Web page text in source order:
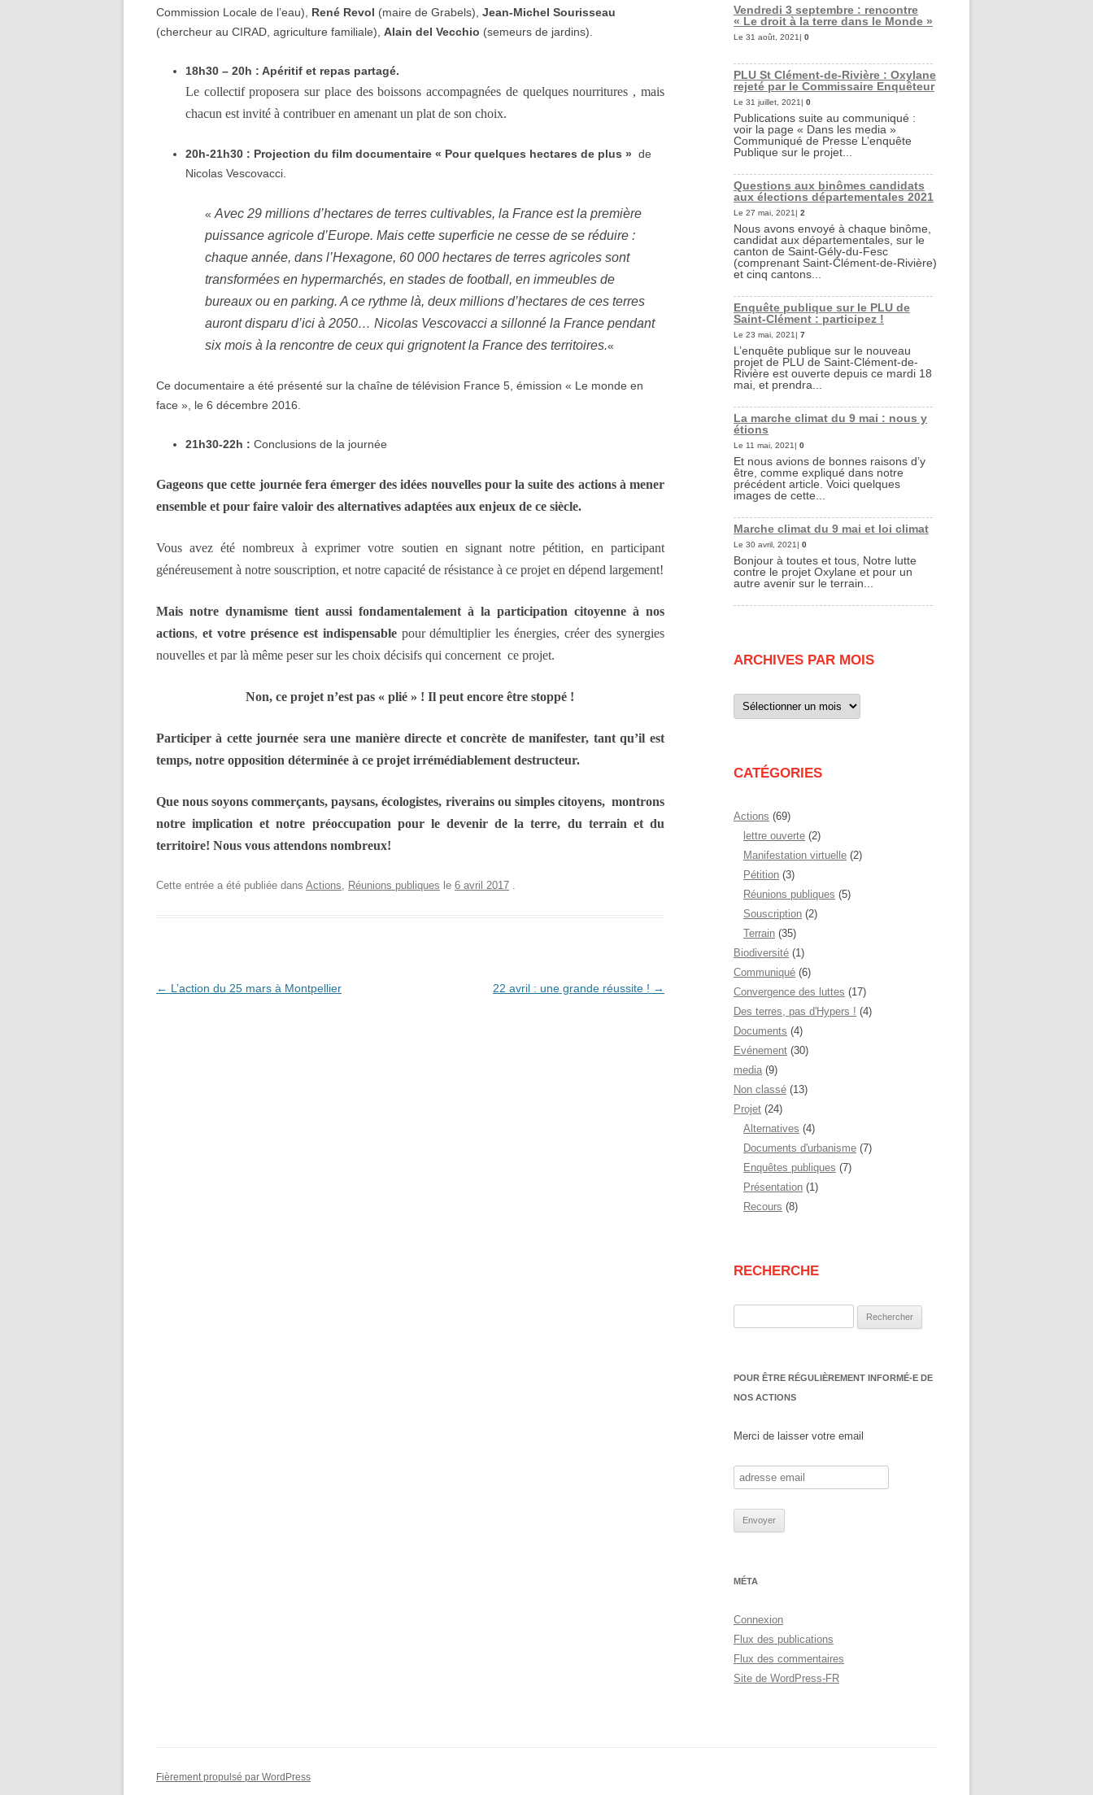
Commission Locale de l’eau),
René Revol (maire de Grabels), Jean-Michel Sourisseau
(chercheur au CIRAD, agriculture familiale), Alain del Vecchio (semeurs de jardins).
18h30 – 20h : Apéritif et repas partagé.
Le collectif proposera sur place des boissons accompagnées de quelques nourritures , mais
chacun est invité à contribuer en amenant un plat de son choix.
20h-21h30 : Projection du film documentaire « Pour quelques hectares de plus » de
Nicolas Vescovacci.
« Avec 29 millions d’hectares de terres cultivables, la France est la première
puissance agricole d’Europe. Mais cette superficie ne cesse de se réduire :
chaque année, dans l’Hexagone, 60 000 hectares de terres agricoles sont
transformées en hypermarchés, en stades de football, en immeubles de
bureaux ou en parking. A ce rythme là, deux millions d’hectares de ces terres
auront disparu d’ici à 2050… Nicolas Vescovacci a sillonné la France pendant
six mois à la rencontre de ceux qui grignotent la France des territoires.«
Ce documentaire a été présenté sur la chaîne de télévision France 5, émission « Le monde en
face », le 6 décembre 2016.
21h30-22h : Conclusions de la journée
Gageons que cette journée fera émerger des idées nouvelles pour la suite des actions à mener
ensemble et pour faire valoir des alternatives adaptées aux enjeux de ce siècle.
Vous avez été nombreux à exprimer votre soutien en signant notre pétition, en participant
généreusement à notre souscription, et notre capacité de résistance à ce projet en dépend largement!
Mais notre dynamisme tient aussi fondamentalement à la participation citoyenne à nos
actions, et votre présence est indispensablepour démultiplier les énergies, créer des synergies
nouvelles et par là même peser sur les choix décisifs qui concernent ce projet.
Non, ce projet n’est pas « plié » ! Il peut encore être stoppé !
Participer à cette journée sera une manière directe et concrète de manifester, tant qu’il est
temps, notre opposition déterminée à ce projet irrémédiablement destructeur.
Que nous soyons commerçants, paysans, écologistes, riverains ou simples citoyens, montrons
notre implication et notre préoccupation pour le devenir de la terre, du terrain et du
territoire! Nous vous attendons nombreux!
Cette entrée a été publiée dans Actions, Réunions publiques le 6 avril 2017 .
Navigation
← L’action du 25 mars à Montpellier 22 avril : une grande réussite ! →
Vendredi 3 septembre : rencontre
« Le droit à la terre dans le Monde »
Le 31 août, 2021| 0
PLU St Clément-de-Rivière : Oxylane
rejeté par le Commissaire Enquêteur
Le 31 juillet, 2021| 0
Publications suite au communiqué :
voir la page « Dans les media »
Communiqué de Presse L’enquête
Publique sur le projet...
Questions aux binômes candidats
aux élections départementales 2021
Le 27 mai, 2021| 2
Nous avons envoyé à chaque binôme,
candidat aux départementales, sur le
canton de Saint-Gély-du-Fesc
(comprenant Saint-Clément-de-Rivière)
et cinq cantons...
Enquête publique sur le PLU de
Saint-Clément : participez !
Le 23 mai, 2021| 7
L’enquête publique sur le nouveau
projet de PLU de Saint-Clément-de-
Rivière est ouverte depuis ce mardi 18
mai, et prendra...
La marche climat du 9 mai : nous y
étions
Le 11 mai, 2021| 0
Et nous avions de bonnes raisons d’y
être, comme expliqué dans notre
précédent article. Voici quelques
images de cette...
Marche climat du 9 mai et loi climat
Le 30 avril, 2021| 0
Bonjour à toutes et tous, Notre lutte
contre le projet Oxylane et pour un
autre avenir sur le terrain...
ARCHIVES PAR MOIS
Archives
par
CATÉGORIES
Actions (69)
lettre ouverte (2)
Manifestation virtuelle (2)
Pétition (3)
Réunions publiques (5)
Souscription (2)
Terrain (35)
Biodiversité (1)
Communiqué (6)
Convergence des luttes (17)
Des terres, pas d'Hypers ! (4)
Documents (4)
Evénement (30)
media (9)
Non classé (13)
Projet (24)
Alternatives (4)
Documents d'urbanisme (7)
Enquêtes publiques (7)
Présentation (1)
Recours (8)
RECHERCHE
POUR ÊTRE RÉGULIÈREMENT INFORMÉ-E DE
NOS ACTIONS
Merci de laisser votre email
MÉTA
Connexion
Flux des publications
Flux des commentaires
Site de WordPress-FR
Fièrement propulsé par WordPress